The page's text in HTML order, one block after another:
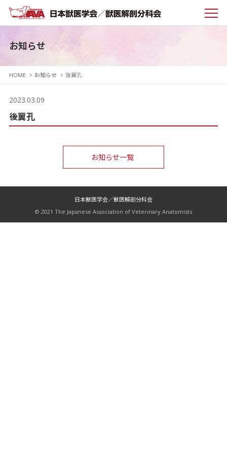
お知らせ
HOME お知らせ 後翼孔
2023.03.09
後翼孔
お知らせ一覧
日本獣医学会／獣医解剖分科会
© 2021 The Japanese Association of Veterinary Anatomists